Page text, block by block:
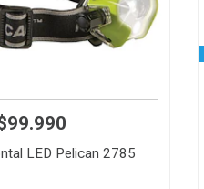
LED Pelican 2785